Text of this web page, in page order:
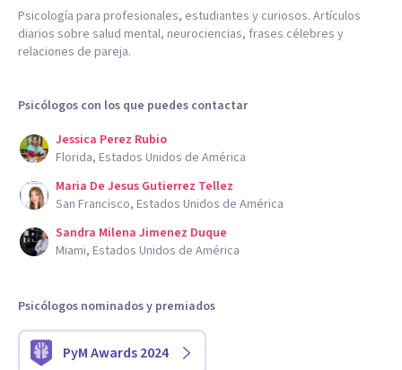
Psicología para profesionales, estudiantes y curiosos. Artículos
diarios sobre salud mental, neurociencias, frases célebres y
relaciones de pareja.
Psicólogos con los que puedes contactar
Jessica Perez Rubio
Florida, Estados Unidos de América
Maria De Jesus Gutierrez Tellez
San Francisco, Estados Unidos de América
Sandra Milena Jimenez Duque
Miami, Estados Unidos de América
Psicólogos nominados y premiados
PyM Awards 2024